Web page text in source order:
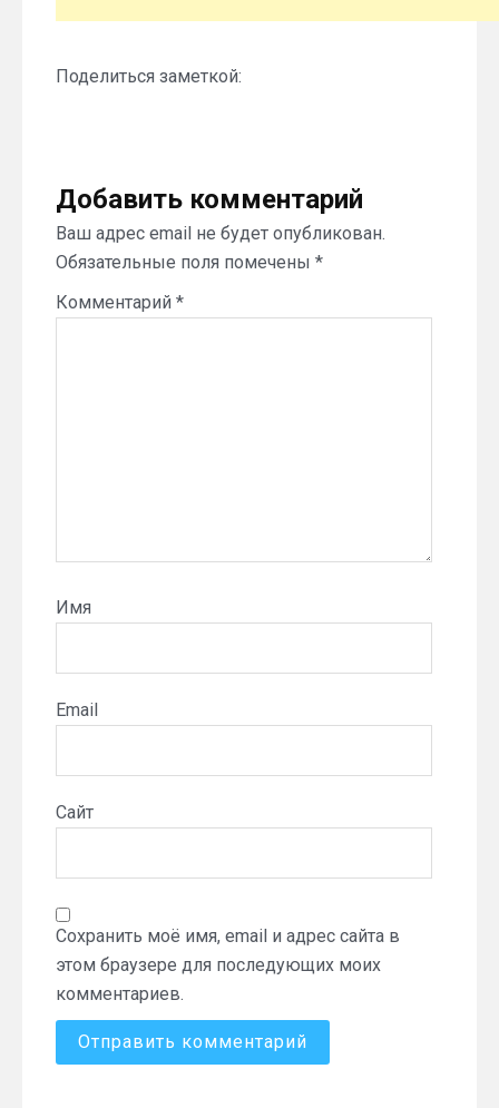
Поделиться заметкой:
Добавить комментарий
Ваш адрес email не будет опубликован.
Обязательные поля помечены *
Комментарий *
Имя
Email
Сайт
Сохранить моё имя, email и адрес сайта в
этом браузере для последующих моих
комментариев.